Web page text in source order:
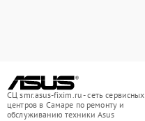
СЦ smr.asus-fixim.ru - сеть сервисных
центров в Самаре по ремонту и
обслуживанию техники Asus